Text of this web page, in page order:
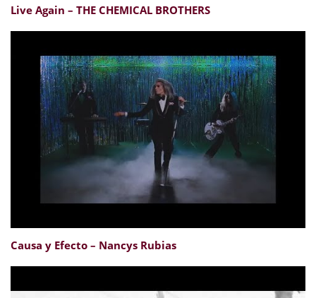
Live Again – THE CHEMICAL BROTHERS
Causa y Efecto – Nancys Rubias